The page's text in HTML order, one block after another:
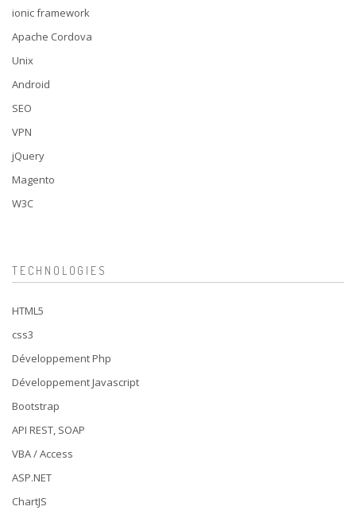
ionic framework
Apache Cordova
Unix
Android
SEO
VPN
jQuery
Magento
W3C
TECHNOLOGIES
HTML5
css3
Développement Php
Développement Javascript
Bootstrap
API REST, SOAP
VBA / Access
ASP.NET
ChartJS